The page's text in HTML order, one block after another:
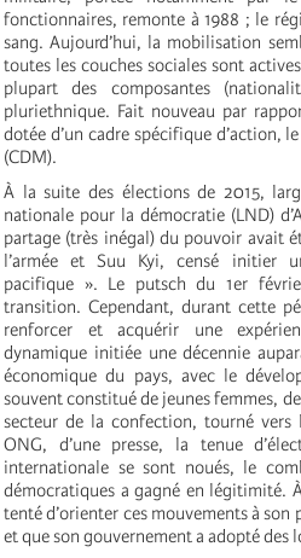
fonctionnaires, remonte à 1988 ; le
sang. Aujourd’hui, la mobilisation
toutes les couches sociales sont
plupart des composantes
pluriethnique. Fait nouveau par
dotée d’un cadre spécifique d’action,
(CDM).
À la suite des élections de 2015,
nationale pour la démocratie (LND)
partage (très inégal) du pouvoir avait
l’armée et Suu Kyi, censé initier
pacifique ». Le putsch du 1er
transition. Cependant, durant cette
renforcer et acquérir une
dynamique initiée une décennie
économique du pays, avec le
souvent constitué de jeunes femmes,
secteur de la confection, tourné vers
ONG, d’une presse, la tenue
internationale se sont noués, le
démocratiques a gagné en légitimité.
tenté d’orienter ces mouvements à
et que son gouvernement a adopté des